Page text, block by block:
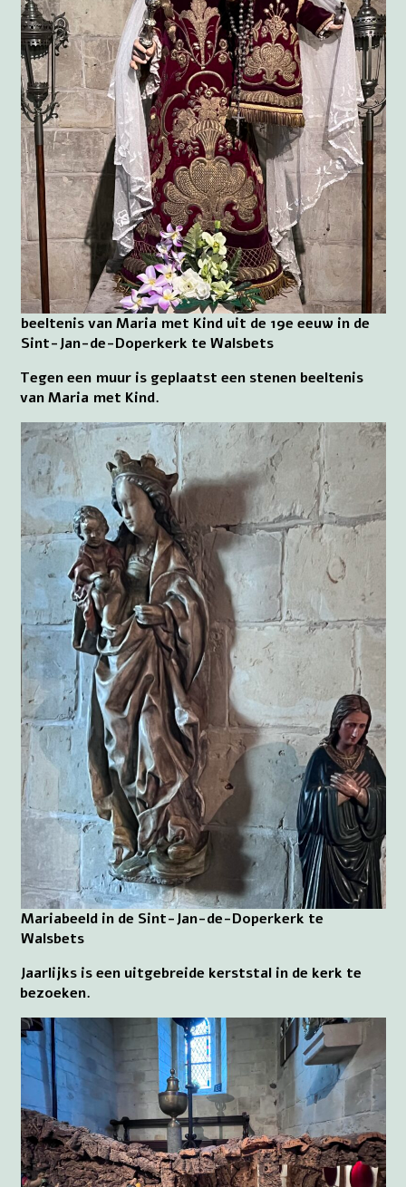
beeltenis van Maria met Kind uit de 19e eeuw in de
Sint-Jan-de-Doperkerk te Walsbets
Tegen een muur is geplaatst een stenen beeltenis
van Maria met Kind.
Mariabeeld in de Sint-Jan-de-Doperkerk te
Walsbets
Jaarlijks is een uitgebreide kerststal in de kerk te
bezoeken.